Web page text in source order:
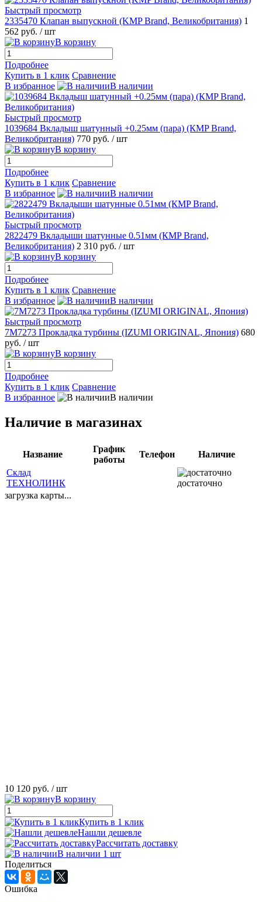
Быстрый просмотр
2335470 Клапан выпускной (KMP Brand, Великобритания) 1
562 руб. / шт
В корзину
Подробнее
Купить в 1 клик Сравнение
В избранное
В наличии
Быстрый просмотр
1039684 Вкладыш шатунный +0.25мм (пара) (КMP Brand,
Великобритания) 770 руб. / шт
В корзину
Подробнее
Купить в 1 клик Сравнение
В избранное
В наличии
Быстрый просмотр
2822479 Вкладыши шатунные 0.51мм (КMP Brand,
Великобритания) 2 310 руб. / шт
В корзину
Подробнее
Купить в 1 клик Сравнение
В избранное
В наличии
Быстрый просмотр
7M7273 Прокладка турбины (IZUMI ORIGINAL, Япония) 680
руб. / шт
В корзину
Подробнее
Купить в 1 клик Сравнение
В избранное
В наличии
Наличие в магазинах
Название
График
работы
Телефон
Наличие
Склад
ТЕХНОЛИНК
достаточно
загрузка карты...
10 120 руб. / шт
В корзину
Купить в 1 клик
Нашли дешевле
Рассчитать доставку
В наличии 1 шт
Поделиться
Ошибка